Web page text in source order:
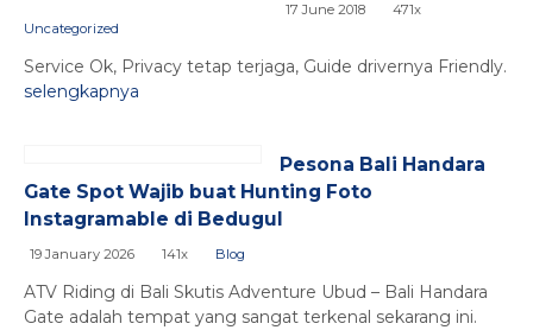
17 June 2018
471x
Uncategorized
Service Ok, Privacy tetap terjaga, Guide drivernya Friendly.
selengkapnya
Pesona Bali Handara
Gate Spot Wajib buat Hunting Foto
Instagramable di Bedugul
19 January 2026 141x Blog
ATV Riding di Bali Skutis Adventure Ubud – Bali Handara
Gate adalah tempat yang sangat terkenal sekarang ini.